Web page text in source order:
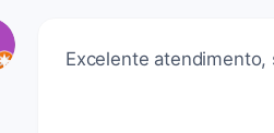
Excelente atendimento,